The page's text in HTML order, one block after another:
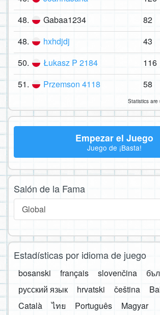
48. Gabaa1234 82
48. hxhdjdj 43
50. Łukasz P 2184 116
51. Przemson 4118 58
Statistics
Empezar el Juego
Juego de ¡Basta!
Salón de la Fama
Global
Estadísticas por idioma de juego
bosanski français slovenčina
русский язык
hrvatski čeština
Català
ไทย Português
Magyar